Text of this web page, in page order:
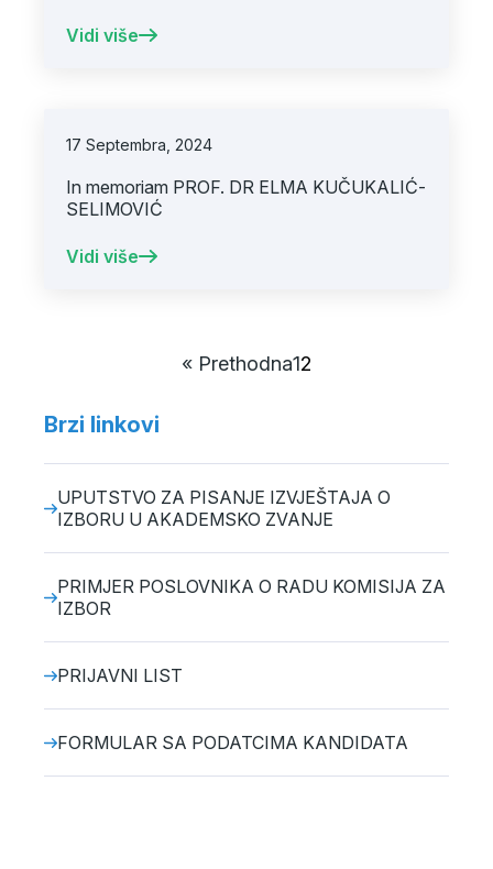
Vidi više
17 Septembra, 2024
In memoriam PROF. DR ELMA KUČUKALIĆ-
SELIMOVIĆ
Vidi više
« Prethodna12
Brzi linkovi
UPUTSTVO ZA PISANJE IZVJEŠTAJA O
IZBORU U AKADEMSKO ZVANJE
PRIMJER POSLOVNIKA O RADU KOMISIJA ZA
IZBOR
PRIJAVNI LIST
FORMULAR SA PODATCIMA KANDIDATA